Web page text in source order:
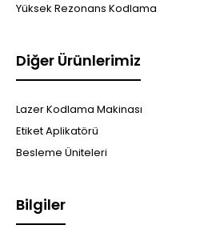
Yüksek Rezonans Kodlama
Diğer Ürünlerimiz
Lazer Kodlama Makinası
Etiket Aplikatörü
Besleme Üniteleri
Bilgiler